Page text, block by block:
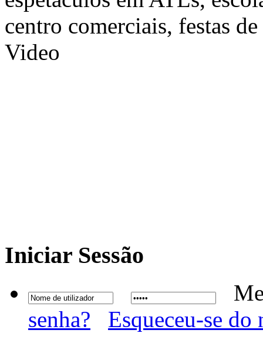
centro comerciais, festas
Video
Iniciar Sessão
senha?
Esqueceu-se